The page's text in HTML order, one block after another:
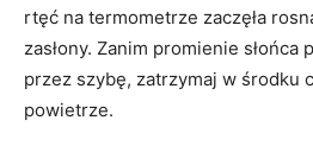
rtęć na termometrze zaczęła
zasłony. Zanim promienie
przez szybę, zatrzymaj w środku
powietrze.